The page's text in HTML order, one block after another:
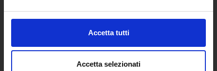
Approfondisci come vengono elaborati i tuoi dati personali
modificare o ritirare il tuo consenso in qualsiasi momento
dalla Dichiarazione sui cookie.
Accetta tutti
Accetta selezionati
Calendari Sedute di Laurea e Sessione d'esami
STUDENTI